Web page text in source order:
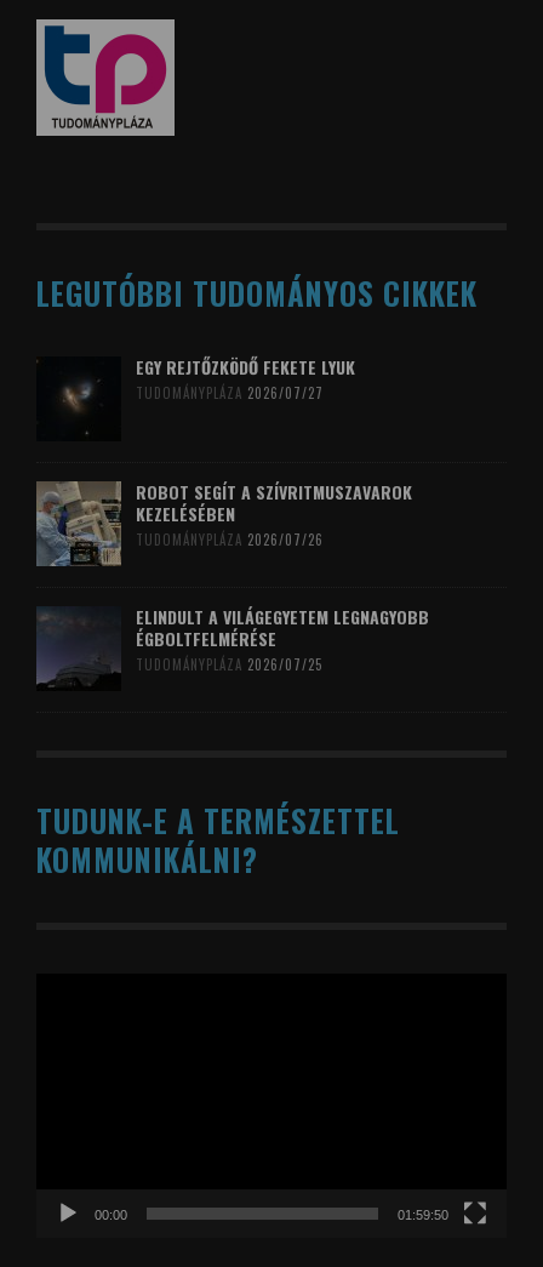
LEGUTÓBBI TUDOMÁNYOS CIKKEK
EGY REJTŐZKÖDŐ FEKETE LYUK
TUDOMÁNYPLÁZA 2026/07/27
ROBOT SEGÍT A SZÍVRITMUSZAVAROK
KEZELÉSÉBEN
TUDOMÁNYPLÁZA 2026/07/26
ELINDULT A VILÁGEGYETEM LEGNAGYOBB
ÉGBOLTFELMÉRÉSE
TUDOMÁNYPLÁZA 2026/07/25
TUDUNK-E A TERMÉSZETTEL
KOMMUNIKÁLNI?
00:00 01:59:50